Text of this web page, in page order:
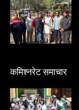
कमिश्नरेट समाचार